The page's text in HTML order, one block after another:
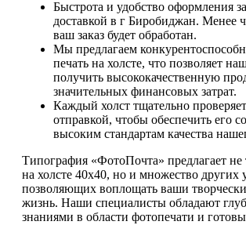
Быстрота и удобство оформления
доставкой в г Биробиджан. Менее
ваш заказ будет обработан.
Мы предлагаем
печать на холсте, что позволяет
получить высококачественную
значительных финансовых затрат.
Каждый холст тщательно
отправкой, чтобы обеспечить его
высоким стандартам качества
Типография «ФотоПочта» предлагает не
на холсте 40х40, но и множество других
позволяющих воплощать ваши
жизнь. Наши специалисты обладают
знаниями в области фотопечати и